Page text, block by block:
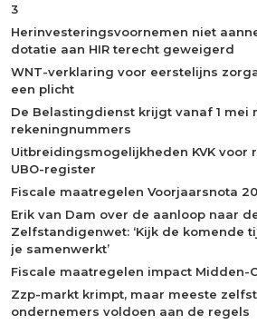
3
Herinvesteringsvoornemen niet
dotatie aan HIR terecht geweigerd
WNT-verklaring voor eerstelijns
een plicht
De Belastingdienst krijgt vanaf 1 mei
rekeningnummers
Uitbreidingsmogelijkheden KVK voor
UBO-register
Fiscale maatregelen Voorjaarsnota
Erik van Dam over de aanloop naar
Zelfstandigenwet: ‘Kijk de komende
je samenwerkt’
Fiscale maatregelen impact Midden-
Zzp-markt krimpt, maar meeste
ondernemers voldoen aan de regels